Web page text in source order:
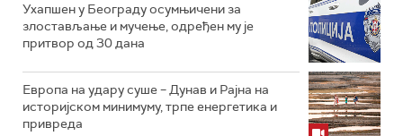
Ухапшен у Београду осумњичени за
злостављање и мучење, одређен му је
притвор од 30 дана
Европа на удару суше – Дунав и Рајна на
историјском минимуму, трпе енергетика и
привреда